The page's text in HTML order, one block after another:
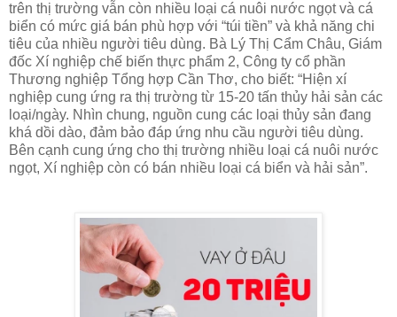
trên thị trường vẫn còn nhiều loại cá nuôi nước ngọt và cá
biển có mức giá bán phù hợp với “túi tiền” và khả năng chi
tiêu của nhiều người tiêu dùng. Bà Lý Thị Cẩm Châu, Giám
đốc Xí nghiệp chế biến thực phẩm 2, Công ty cổ phần
Thương nghiệp Tổng hợp Cần Thơ, cho biết: “Hiện xí
nghiệp cung ứng ra thị trường từ 15-20 tấn thủy hải sản các
loại/ngày. Nhìn chung, nguồn cung các loại thủy sản đang
khá dồi dào, đảm bảo đáp ứng nhu cầu người tiêu dùng.
Bên cạnh cung ứng cho thị trường nhiều loại cá nuôi nước
ngọt, Xí nghiệp còn có bán nhiều loại cá biển và hải sản”.